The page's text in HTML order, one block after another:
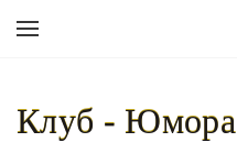
Клуб - Юмора